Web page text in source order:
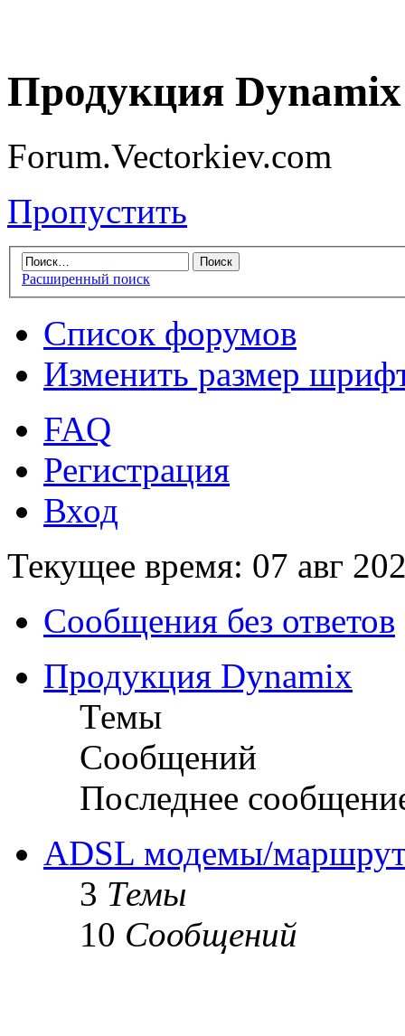
Продукция
Forum.Vectorkiev.com
Пропустить
Расширенный поиск
Список форумов
Изменить размер
FAQ
Регистрация
Вход
Текущее время: 07 авг
Сообщения без ответов
Продукция Dynamix
Темы
Сообщений
Последнее
ADSL модемы/
3 Темы
10 Сообщений